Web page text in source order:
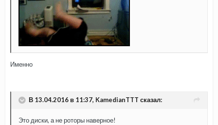
Именно
В 13.04.2016 в 11:37, KamedianTTT сказал:
Это диски, а не роторы наверное!